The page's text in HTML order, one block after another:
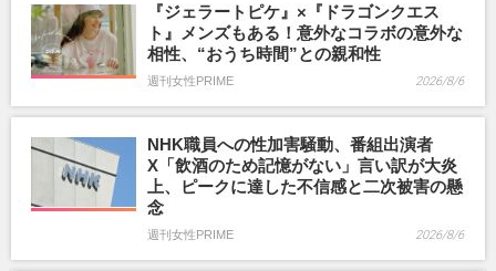
『ジェラートピケ』×『ドラゴンクエス
ト』メンズもある！意外なコラボの意外な
相性、“おうち時間”との親和性
週刊女性PRIME 2026/8/6
NHK職員への性加害騒動、番組出演者
X「飲酒のため記憶がない」言い訳が大炎
上、ピークに達した不信感と二次被害の懸
念
週刊女性PRIME 2026/8/6